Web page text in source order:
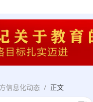
信息化动态 / 正文